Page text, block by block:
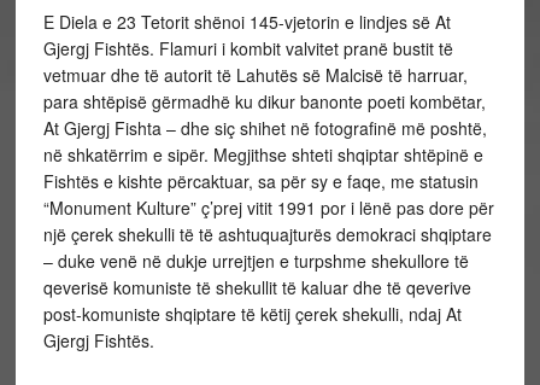
E Diela e 23 Tetorit shënoi 145-vjetorin e lindjes së At
Gjergj Fishtës. Flamuri i kombit valvitet pranë bustit të
vetmuar dhe të autorit të Lahutës së Malcisë të harruar,
para shtëpisë gërmadhë ku dikur banonte poeti kombëtar,
At Gjergj Fishta – dhe siç shihet në fotografinë më poshtë,
në shkatërrim e sipër. Megjithse shteti shqiptar shtëpinë e
Fishtës e kishte përcaktuar, sa për sy e faqe, me statusin
“Monument Kulture” ç’prej vitit 1991 por i lënë pas dore për
një çerek shekulli të të ashtuquajturës demokraci shqiptare
– duke venë në dukje urrejtjen e turpshme shekullore të
qeverisë komuniste të shekullit të kaluar dhe të qeverive
post-komuniste shqiptare të këtij çerek shekulli, ndaj At
Gjergj Fishtës.